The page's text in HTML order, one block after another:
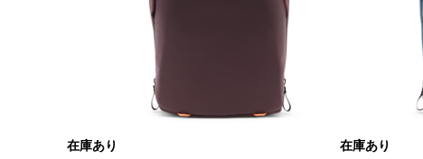
在庫あり 在庫あり